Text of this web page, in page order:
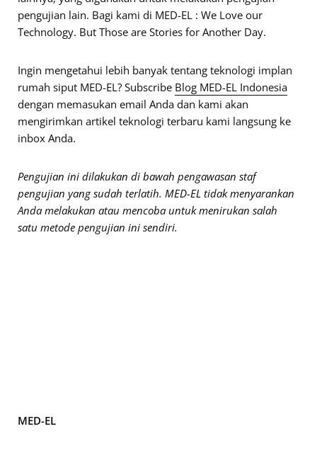
pengujian lain. Bagi kami di MED-EL : We Love our
Technology. But Those are Stories for Another Day.
Ingin mengetahui lebih banyak tentang teknologi implan
rumah siput MED-EL? Subscribe Blog MED-EL Indonesia
dengan memasukan email Anda dan kami akan
mengirimkan artikel teknologi terbaru kami langsung ke
inbox Anda.
Pengujian ini dilakukan di bawah pengawasan staf
pengujian yang sudah terlatih. MED-EL tidak menyarankan
Anda melakukan atau mencoba untuk menirukan salah
satu metode pengujian ini sendiri.
MED-EL